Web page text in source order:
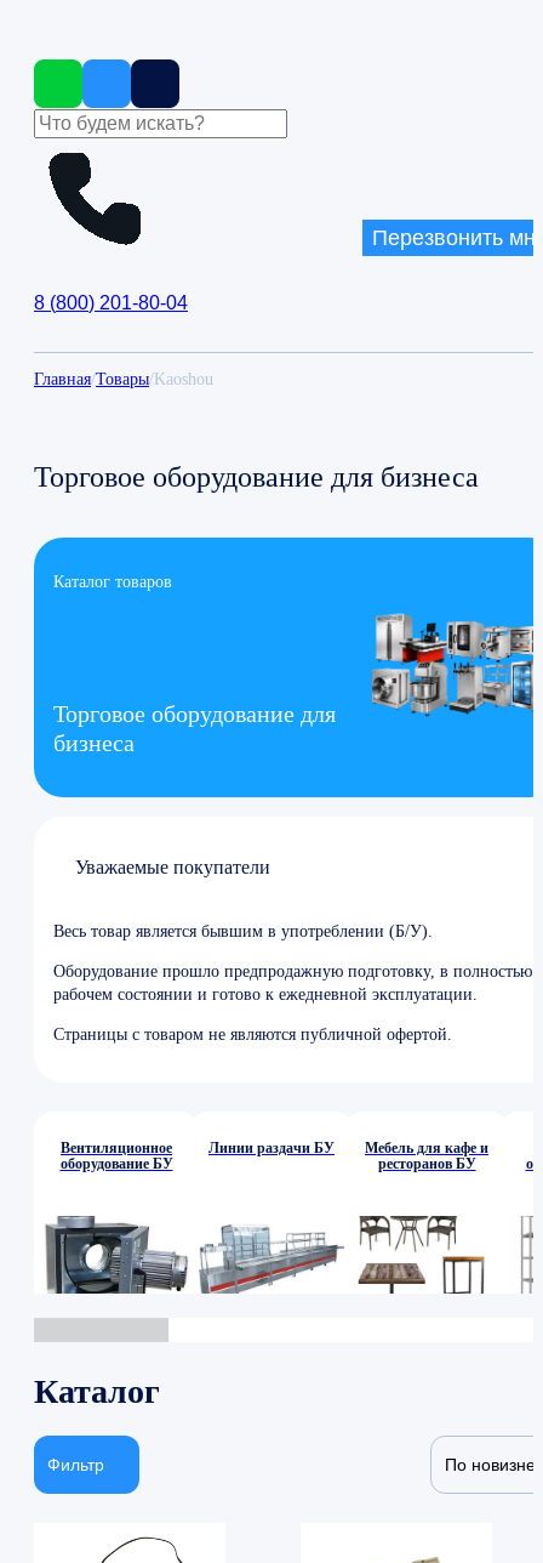
8 (800) 201-80-04
Перезвонить
Главная/Товары/ Kaoshou
Торговое оборудование для бизнеса
Каталог товаров
Торговое оборудование для
бизнеса
Уважаемые покупатели
Весь товар является бывшим в употреблении (Б/У).
Оборудование прошло предпродажную подготовку, в полностью
рабочем состоянии и готово к ежедневной эксплуатации.
Страницы с товаром не являются публичной офертой.
Вентиляционное
оборудование БУ
Линии раздачи БУ
Мебель для кафе и
ресторанов БУ
Каталог
Фильтр По новизне